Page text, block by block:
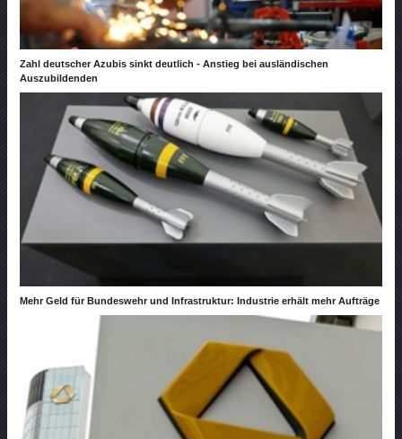
Zahl deutscher Azubis sinkt deutlich - Anstieg bei ausländischen
Auszubildenden
Mehr Geld für Bundeswehr und Infrastruktur: Industrie erhält mehr Aufträge